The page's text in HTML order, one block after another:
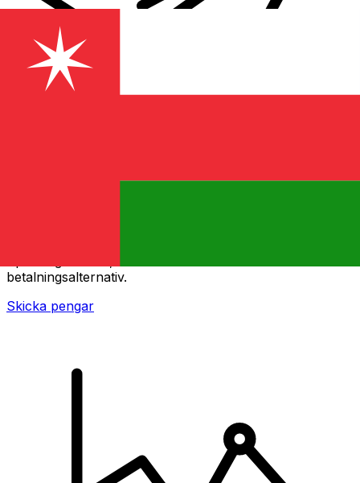
betalningsalternativ.
Skicka pengar